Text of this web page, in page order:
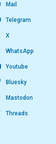
Mail
Telegram
X
WhatsApp
Youtube
Bluesky
Mastodon
Threads